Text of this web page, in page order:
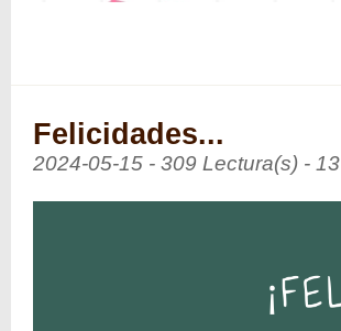
Felicidades...
2024-05-15 - 309 Lectura(s) - 13